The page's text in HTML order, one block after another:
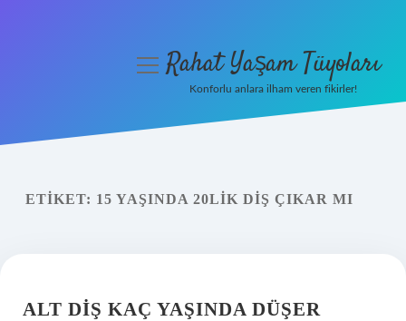
Yasal Uyarı
menüyüRahat Yaşam Tüyoları
Konforlu anlara ilham veren fikirler!
ETIKET: 15 YAŞINDA 20LIK DIŞ ÇIKAR MI
ALT DIŞ KAÇ YAŞINDA DÜŞER